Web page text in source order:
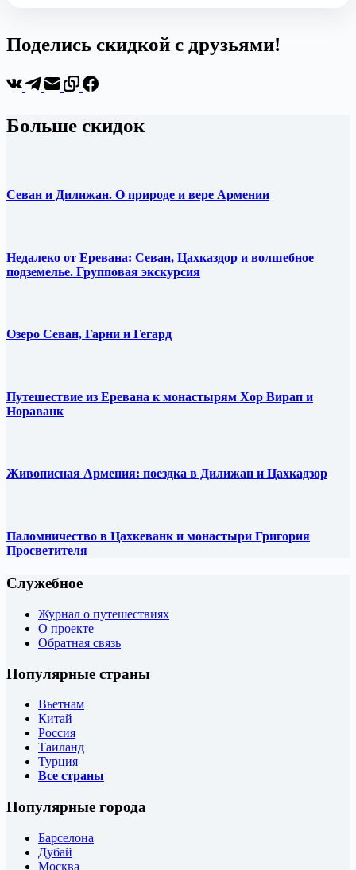
Поделись скидкой с друзьями!
Больше скидок
Севан и Дилижан. О природе и вере Армении
Недалеко от Еревана: Севан, Цахказдор и волшебное
подземелье. Групповая экскурсия
Озеро Севан, Гарни и Гегард
Путешествие из Еревана к монастырям Хор Вирап и
Нораванк
Живописная Армения: поездка в Дилижан и Цахкадзор
Паломничество в Цахкеванк и монастыри Григория
Просветителя
Служебное
Журнал о путешествиях
О проекте
Обратная связь
Популярные страны
Вьетнам
Китай
Россия
Таиланд
Турция
Все страны
Популярные города
Барселона
Дубай
Москва